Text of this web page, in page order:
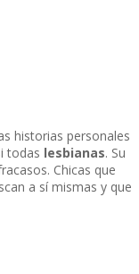
qué ocurre
historias personales
todas lesbianas. Su
Chicas que
a sí mismas y que